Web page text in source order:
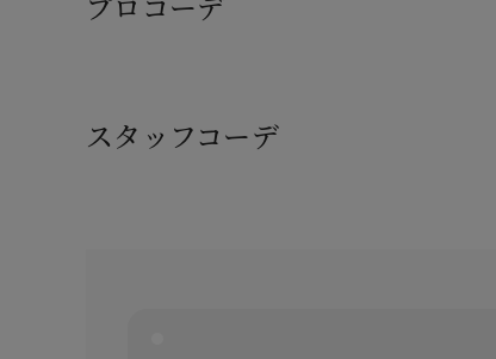
スタッフコーデ